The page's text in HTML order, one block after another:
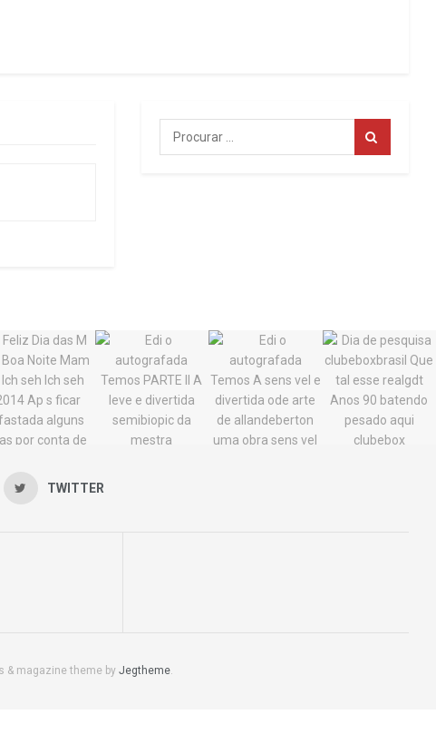
TWITTER
& magazine theme by Jegtheme